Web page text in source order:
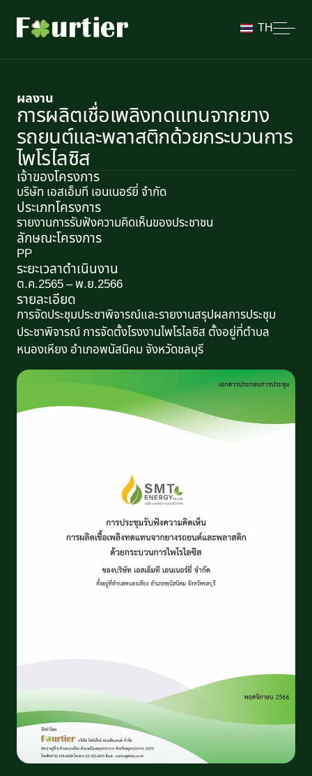
TH
ผลงาน
การผลิตเชื่อเพลิงทดแทนจากยาง
รถยนต์และพลาสติกด้วยกระบวนการ
ไพโรไลซิส
เจ้าของโครงการ
บริษัท เอสเอ็มที เอนเนอร์ยี่ จำกัด
ประเภทโครงการ
รายงานการรับฟังความคิดเห็นของประชาชน
ลักษณะโครงการ​
PP
ระยะเวลาดำเนินงาน
ต.ค.2565 – พ.ย.2566
รายละเอียด
การจัดประชุมประชาพิจารณ์และรายงานสรุปผลการประชุม
ประชาพิจารณ์ การจัดตั้งโรงงานไพโรไลซิส ตั้งอยู่ที่ตำบล
หนองเหียง อำเภอพนัสนิคม จังหวัดชลบุรี